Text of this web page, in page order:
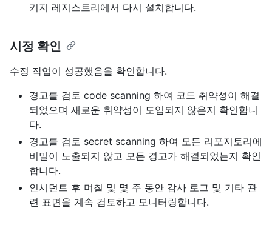
키지 레지스트리에서 다시 설치합니다.
시정 확인
수정 작업이 성공했음을 확인합니다.
경고를 검토 code scanning 하여 코드 취약성이 해결
되었으며 새로운 취약성이 도입되지 않은지 확인합니
다.
경고를 검토 secret scanning 하여 모든 리포지토리에
비밀이 노출되지 않고 모든 경고가 해결되었는지 확인
합니다.
인시던트 후 며칠 및 몇 주 동안 감사 로그 및 기타 관
련 표면을 계속 검토하고 모니터링합니다.